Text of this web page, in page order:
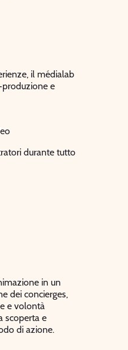
il médialab
e
durante tutto
in un
dei concierges,
e volontà
scoperta e
di azione.